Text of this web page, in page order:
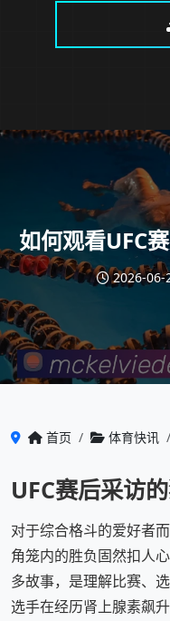
如何观看UFC
2026-06-
首页 体育快讯
UFC赛后采访
对于综合格斗的爱好者
角笼内的胜负固然扣人
多故事，是理解比赛、
选手在经历肾上腺素飙